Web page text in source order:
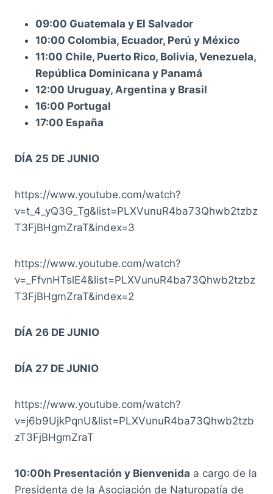
09:00 Guatemala y El Salvador
10:00 Colombia, Ecuador, Perú y México
11:00 Chile, Puerto Rico, Bolivia, Venezuela,
República Dominicana y Panamá
12:00 Uruguay, Argentina y Brasil
16:00 Portugal
17:00 España
DÍA 25 DE JUNIO
https://www.youtube.com/watch?
v=t_4_yQ3G_Tg&list=PLXVunuR4ba73Qhwb2tzbz
T3FjBHgmZraT&index=3
https://www.youtube.com/watch?
v=_FfvnHTslE4&list=PLXVunuR4ba73Qhwb2tzbz
T3FjBHgmZraT&index=2
DÍA 26 DE JUNIO
DÍA 27 DE JUNIO
https://www.youtube.com/watch?
v=j6b9UjkPqnU&list=PLXVunuR4ba73Qhwb2tzb
zT3FjBHgmZraT
10:00h Presentación y Bienvenida a cargo de la
Presidenta de la Asociación de Naturopatía de